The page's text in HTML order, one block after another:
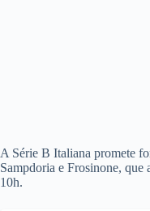
A Série B Italiana promete
Sampdoria e Frosinone, que
10h.